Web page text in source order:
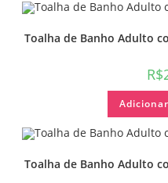
Toalha de Banho Adulto
R$
Toalha de Banho Adulto